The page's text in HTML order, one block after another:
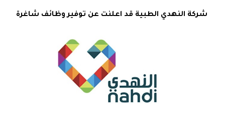
شركة النهدي الطبية قد اعلنت عن توفير وظائف شاغرة